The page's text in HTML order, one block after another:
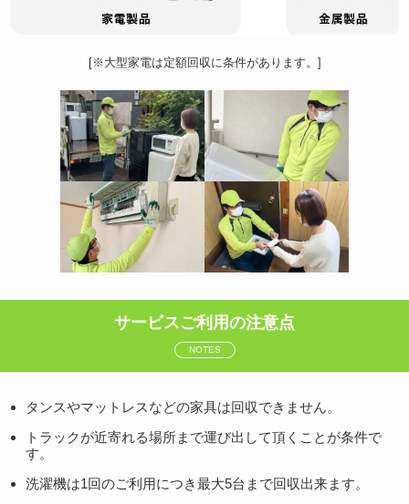
[※大型家電は定額回収に条件があります。]
サービスご利用の注意点
NOTES
タンスやマットレスなどの家具は回収できません。
トラックが近寄れる場所まで運び出して頂くことが条件で
す。
洗濯機は1回のご利用につき最大5台まで回収出来ます。